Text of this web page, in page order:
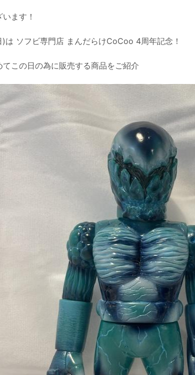
ます！
は ソフビ専門店 まんだらけCoCoo 4周年記念！
この日の為に販売する商品をご紹介